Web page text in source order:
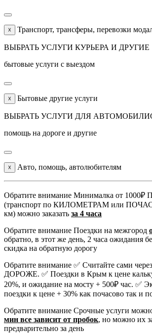
☓ Транспорт, трансферы, перевозки
ВЫБРАТЬ УСЛУГИ КУРЬЕРА И ДРУГИЕ
бытовые услуги с выездом
☓ Бытовые другие услуги
ВЫБРАТЬ УСЛУГИ ДЛЯ
помощь на дороге и другие
☓ Авто, помощь, автолюбителям
Обратите внимание Минималка от 1000₽
(транспорт по КИЛОМЕТРАМ или
км) можно заказать за 4 часа
Обратите внимание Поездки на межгород
обратно, в этот же день, 2 часа ожидания
скидка на обратную дорогу
Обратите внимание ✅ Считайте сами
ДОРОЖЕ. ✅ Поездки в Крым к цене
20%, и ожидание на мосту + 500₽ час. ✅
поездки к цене + 30% как почасово так и
Обратите внимание Срочные услуги можно
мин все зависит от пробок, но можно их
предварительно за день